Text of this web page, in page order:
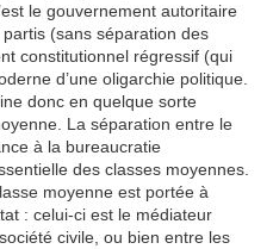
le gouvernement autoritaire
(sans séparation des
constitutionnel régressif (qui
d’une oligarchie politique.
donc en quelque sorte
La séparation entre le
à la bureaucratie
des classes moyennes.
moyenne est portée à
: celui-ci est le médiateur
civile, ou bien entre les